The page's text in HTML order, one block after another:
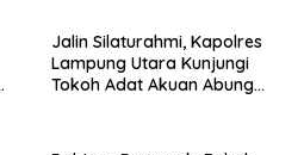
Jalin Silaturahmi, Kapolres
Lampung Utara Kunjungi
Tokoh Adat Akuan Abung